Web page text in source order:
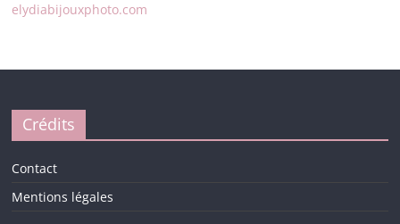
elydiabijouxphoto.com
Crédits
Contact
Mentions légales